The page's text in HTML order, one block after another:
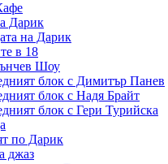
Дарик
на Дарик
в 18
Шоу
блок с Димитър Панев
блок с Надя Брайт
блок с Гери Турийска
по Дарик
джаз